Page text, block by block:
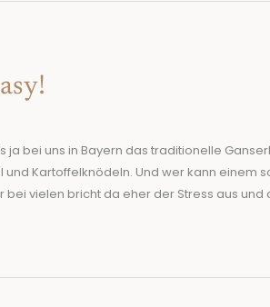
ja bei uns in Bayern das traditionelle
Kartoffelknödeln. Und wer kann einem
vielen bricht da eher der Stress aus und